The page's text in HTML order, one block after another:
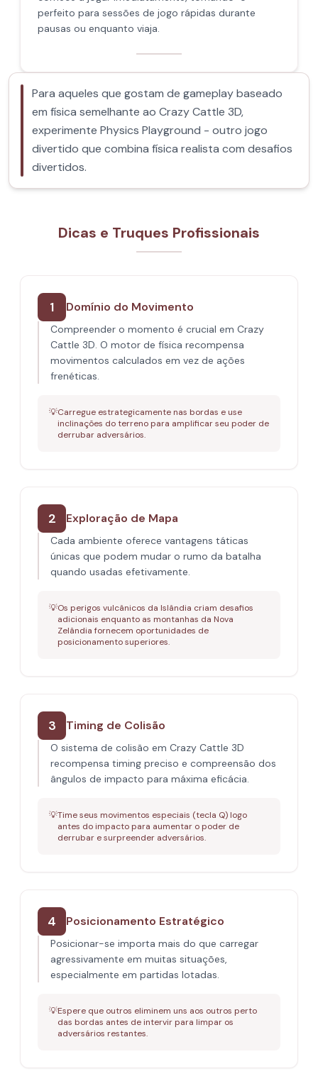
perfeito para sessões de jogo rápidas durante
pausas ou enquanto viaja.
Para aqueles que gostam de gameplay baseado
em física semelhante ao Crazy Cattle 3D,
experimente Physics Playground - outro jogo
divertido que combina física realista com desafios
divertidos.
Dicas e Truques Profissionais
1 Domínio do Movimento
Compreender o momento é crucial em Crazy
Cattle 3D. O motor de física recompensa
movimentos calculados em vez de ações
frenéticas.
💡Carregue estrategicamente nas bordas e use
inclinações do terreno para amplificar seu poder de
derrubar adversários.
2 Exploração de Mapa
Cada ambiente oferece vantagens táticas
únicas que podem mudar o rumo da batalha
quando usadas efetivamente.
💡Os perigos vulcânicos da Islândia criam desafios
adicionais enquanto as montanhas da Nova
Zelândia fornecem oportunidades de
posicionamento superiores.
3 Timing de Colisão
O sistema de colisão em Crazy Cattle 3D
recompensa timing preciso e compreensão dos
ângulos de impacto para máxima eficácia.
💡Time seus movimentos especiais (tecla Q) logo
antes do impacto para aumentar o poder de
derrubar e surpreender adversários.
4 Posicionamento Estratégico
Posicionar-se importa mais do que carregar
agressivamente em muitas situações,
especialmente em partidas lotadas.
💡Espere que outros eliminem uns aos outros perto
das bordas antes de intervir para limpar os
adversários restantes.